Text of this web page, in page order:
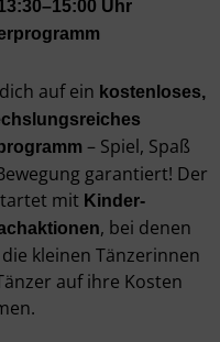
Uhr
auf ein kostenloses,
– Spiel, Spaß
garantiert! Der
mit Kinder-
, bei denen
kleinen Tänzerinnen
auf ihre Kosten